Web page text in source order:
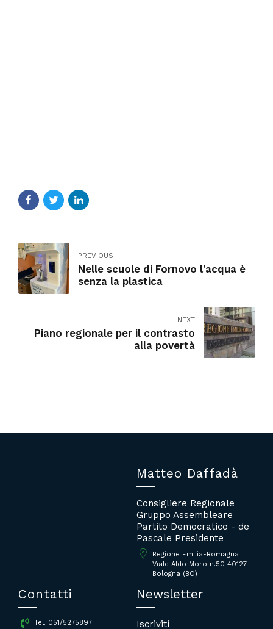
PREVIOUS
Nelle scuole di Fornovo l'acqua è
senza la plastica
NEXT
Piano regionale per il contrasto
alla povertà
Matteo Daffadà
Consigliere Regionale
Gruppo Assembleare
Partito Democratico - de
Pascale Presidente
Regione Emilia-Romagna
Viale Aldo Moro n.50 40127
Bologna (BO)
Contatti
Tel. 051/5275897
Newsletter
Iscriviti